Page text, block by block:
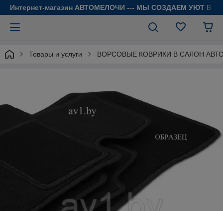
Интернет-магазин АВТОМЕЛОЧИ --- МЫ СОЗДАЕМ УЮТ В
Товары и услуги ВОРСОВЫЕ КОВРИКИ В САЛОН